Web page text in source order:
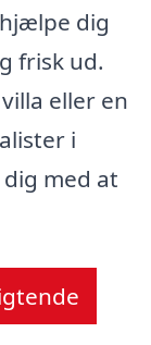
dig
frisk ud.
eller en
i
med at